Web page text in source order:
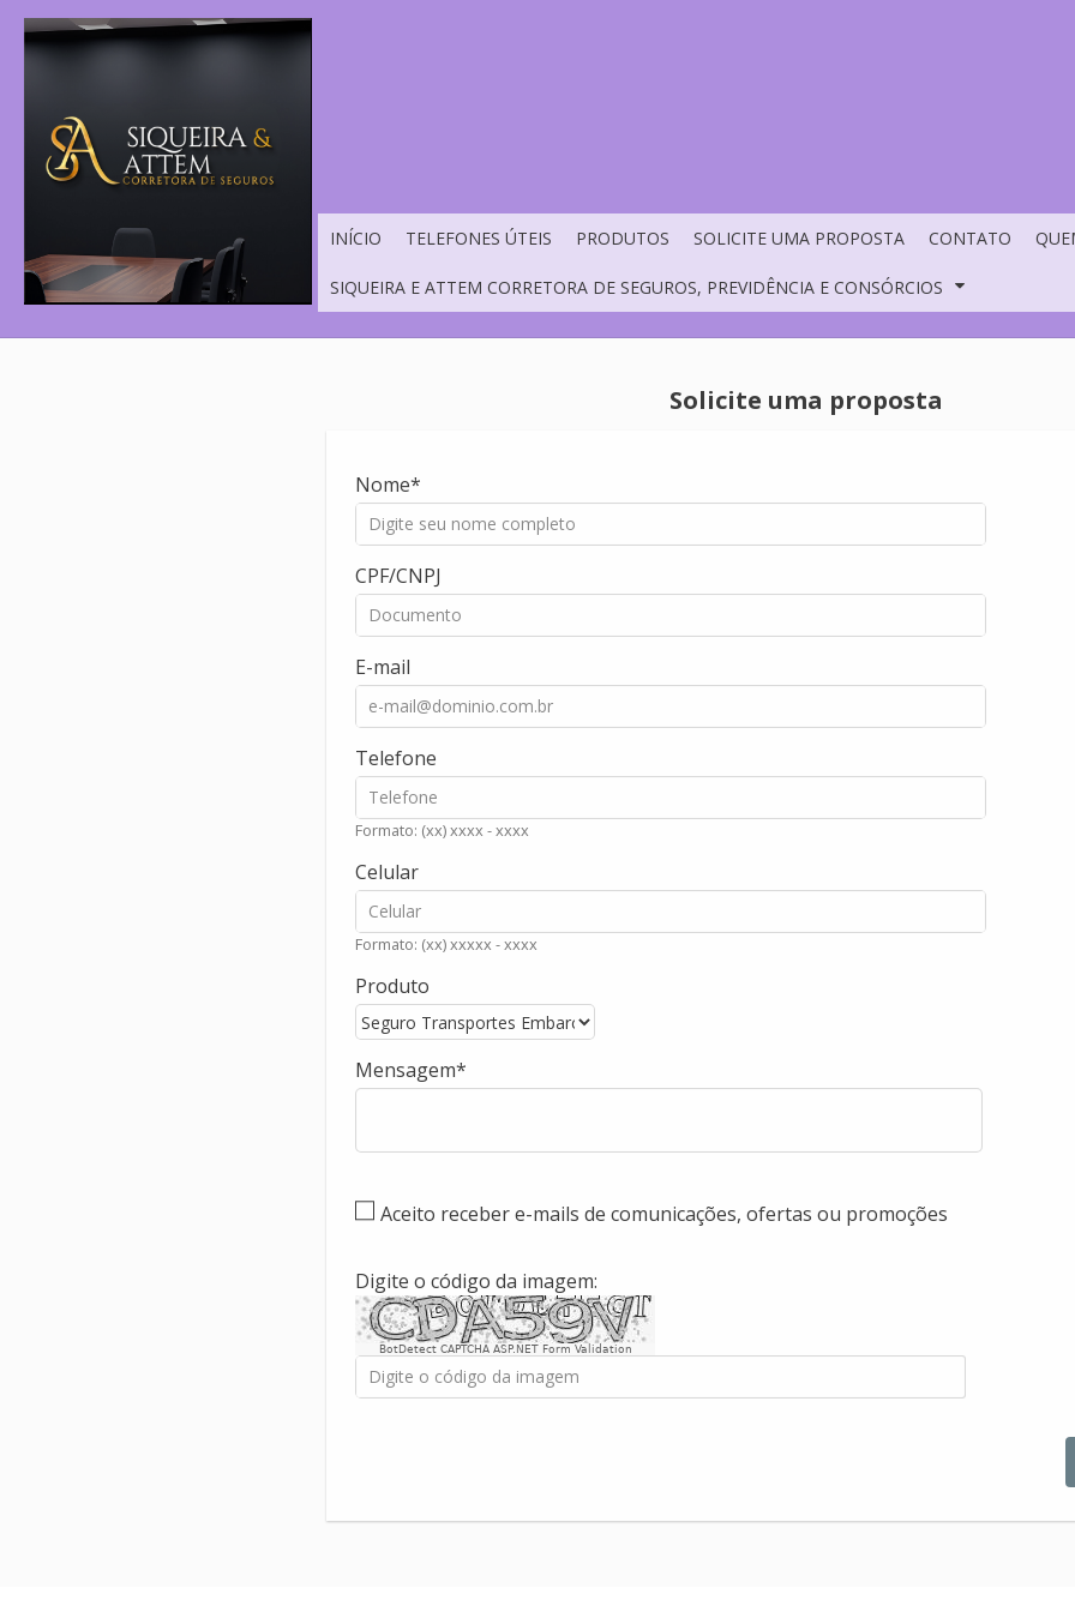
INÍCIO TELEFONES ÚTEIS PRODUTOS SOLICITE UMA PROPOSTA CONTATO
SIQUEIRA E ATTEM CORRETORA DE SEGUROS, PREVIDÊNCIA E CONSÓRCIOS
Solicite uma proposta
Nome
CPF/CNPJ
E-mail
Telefone
Formato: (xx) xxxx - xxxx
Celular
Formato: (xx) xxxxx - xxxx
Produto
Mensagem
Aceito receber e-mails de comunicações, ofertas ou promoções
Digite o código da imagem:
BotDetect CAPTCHA ASP.NET Form Validation